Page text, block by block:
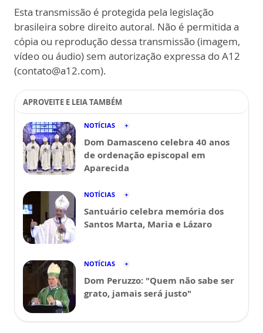
Esta transmissão é protegida pela legislação
brasileira sobre direito autoral. Não é permitida a
cópia ou reprodução dessa transmissão (imagem,
vídeo ou áudio) sem autorização expressa do A12
(contato@a12.com).
APROVEITE E LEIA TAMBÉM
NOTÍCIAS
Dom Damasceno celebra 40 anos
de ordenação episcopal em
Aparecida
NOTÍCIAS
Santuário celebra memória dos
Santos Marta, Maria e Lázaro
NOTÍCIAS
Dom Peruzzo: "Quem não sabe ser
grato, jamais será justo"